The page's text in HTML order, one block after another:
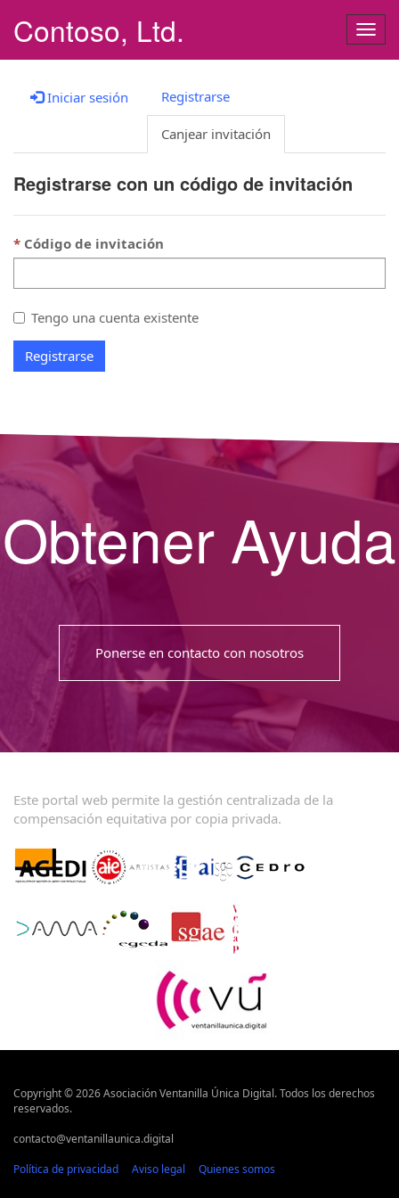
Contoso, Ltd.
Iniciar sesión Registrarse
Canjear invitación
Registrarse con un código de invitación
Código de invitación
Tengo una cuenta existente
Registrarse
Obtener Ayuda
Ponerse en contacto con nosotros
Este portal web permite la gestión centralizada de la
compensación equitativa por copia privada.
Copyright © 2026 Asociación Ventanilla Única Digital. Todos los derechos
reservados.
contacto@ventanillaunica.digital
Política de privacidad
Aviso legal Quienes somos